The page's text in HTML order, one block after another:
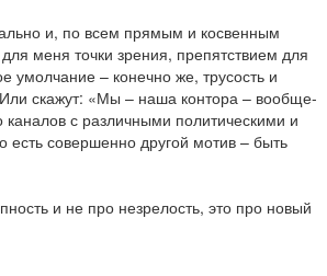
и, по всем прямым и косвенным
меня точки зрения, препятствием для
умолчание – конечно же, трусость и
скажут: «Мы – наша контора – вообще-
с различными политическими и
есть совершенно другой мотив – быть
и не про незрелость, это про новый